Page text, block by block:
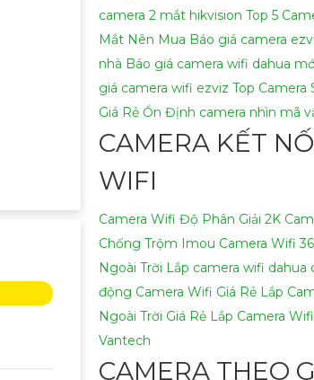
camera 2 mắt hikvision Top 5
Mắt Nên Mua Báo giá camera
nhà Báo giá camera wifi dahua
giá camera wifi ezviz Top Camera
Giá Rẻ Ổn Định camera nhìn mã
CAMERA KẾT
WIFI
Camera Wifi Độ Phân Giải 2K
Chống Trộm Imou Camera Wifi
Ngoài Trời Lắp camera wifi dahua
động Camera Wifi Giá Rẻ Lắp
Ngoài Trời Giá Rẻ Lắp Camera Wifi
Vantech
CAMERA THEO